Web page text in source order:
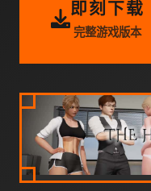
即刻下载
完整游戏版本